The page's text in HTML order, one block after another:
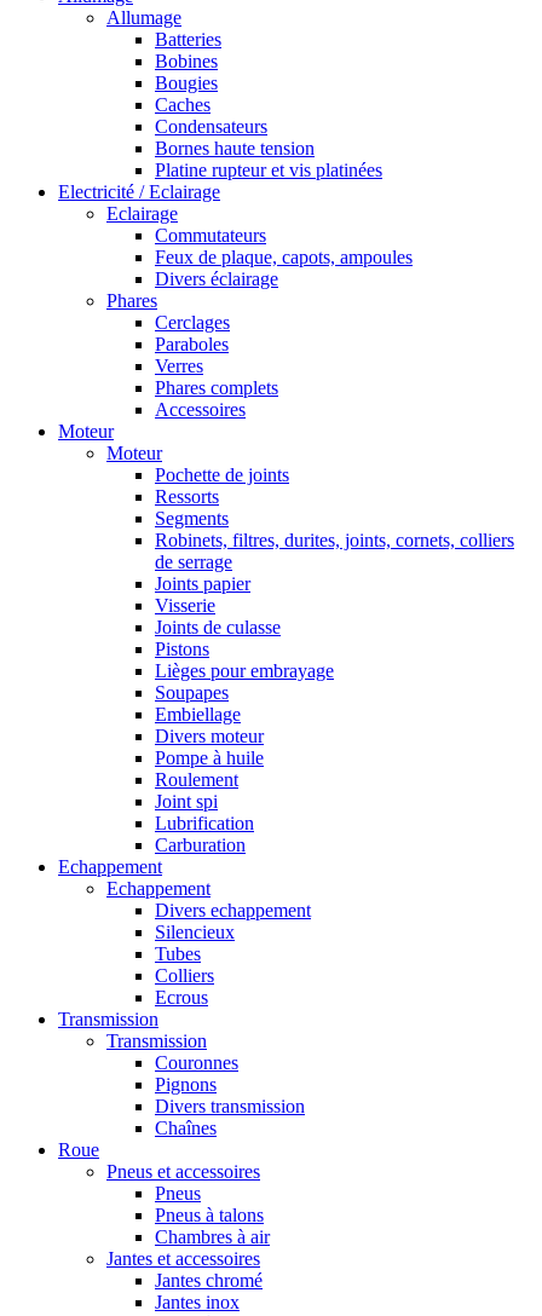
Allumage
Batteries
Bobines
Bougies
Caches
Condensateurs
Bornes haute tension
Platine rupteur et vis platinées
Electricité / Eclairage
Eclairage
Commutateurs
Feux de plaque, capots, ampoules
Divers éclairage
Phares
Cerclages
Paraboles
Verres
Phares complets
Accessoires
Moteur
Moteur
Pochette de joints
Ressorts
Segments
Robinets, filtres, durites, joints, cornets, colliers
de serrage
Joints papier
Visserie
Joints de culasse
Pistons
Lièges pour embrayage
Soupapes
Embiellage
Divers moteur
Pompe à huile
Roulement
Joint spi
Lubrification
Carburation
Echappement
Echappement
Divers echappement
Silencieux
Tubes
Colliers
Ecrous
Transmission
Transmission
Couronnes
Pignons
Divers transmission
Chaînes
Roue
Pneus et accessoires
Pneus
Pneus à talons
Chambres à air
Jantes et accessoires
Jantes chromé
Jantes inox